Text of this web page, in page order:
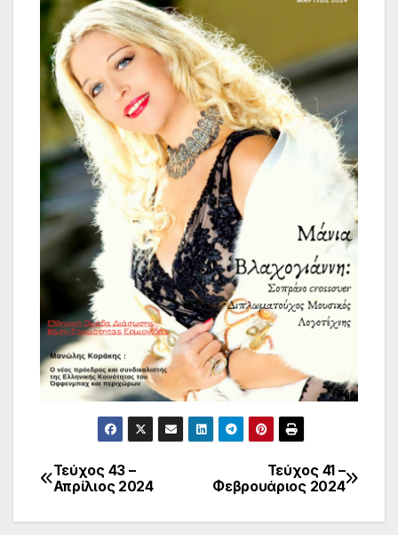
Πλοήγηση
άρθρων
Τεύχος 41 –
Φεβρουάριος 2024
Τεύχος 43 –
Απρίλιος 2024